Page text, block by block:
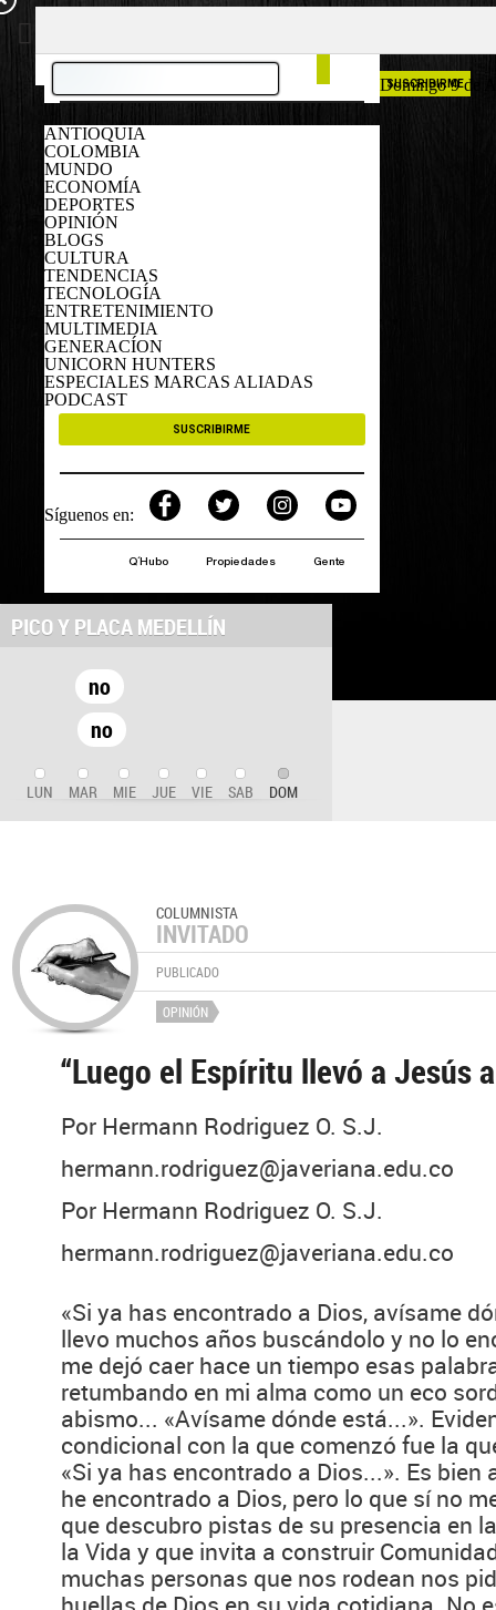
ANTIOQUIA
COLOMBIA
MUNDO
ECONOMÍA
DEPORTES
OPINIÓN
BLOGS
CULTURA
TENDENCIAS
TECNOLOGÍA
ENTRETENIMIENTO
MULTIMEDIA
GENERACÍON
UNICORN HUNTERS
ESPECIALES MARCAS ALIADAS
PODCAST
SUSCRIBIRME
Síguenos en:
Q´Hubo Propiedades Gente
Domingo 9 de
SUSCRIBIRME
PICO Y PLACA MEDELLÍN
no
no
LUN MAR MIE JUE VIE SAB DOM
COLUMNISTA
INVITADO
PUBLICADO
OPINIÓN
“Luego el Espíritu llevó a Jesús
Por Hermann Rodriguez O. S.J.
hermann.rodriguez@javeriana.edu.co
Por Hermann Rodriguez O. S.J.
hermann.rodriguez@javeriana.edu.co
«Si ya has encontrado a Dios, avísame
llevo muchos años buscándolo y no lo
me dejó caer hace un tiempo esas
retumbando en mi alma como un eco
abismo... «Avísame dónde está...».
condicional con la que comenzó fue la
«Si ya has encontrado a Dios...». Es bien
he encontrado a Dios, pero lo que sí no
que descubro pistas de su presencia en
la Vida y que invita a construir
muchas personas que nos rodean nos